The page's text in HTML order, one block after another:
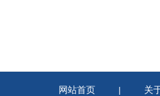
网站首页 | 关